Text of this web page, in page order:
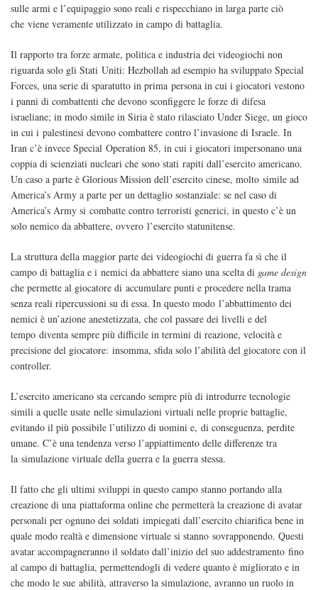
sulle armi e l’equipaggio sono reali e rispecchiano in larga parte ciò
che viene veramente utilizzato in campo di battaglia.
Il rapporto tra forze armate, politica e industria dei videogiochi non
riguarda solo gli Stati Uniti: Hezbollah ad esempio ha sviluppato Special
Forces, una serie di sparatutto in prima persona in cui i giocatori vestono
i panni di combattenti che devono sconfiggere le forze di difesa
israeliane; in modo simile in Siria è stato rilasciato Under Siege, un gioco
in cui i palestinesi devono combattere contro l’invasione di Israele. In
Iran c’è invece Special Operation 85, in cui i giocatori impersonano una
coppia di scienziati nucleari che sono stati rapiti dall’esercito americano.
Un caso a parte è Glorious Mission dell’esercito cinese, molto simile ad
America’s Army a parte per un dettaglio sostanziale: se nel caso di
America’s Army si combatte contro terroristi generici, in questo c’è un
solo nemico da abbattere, ovvero l’esercito statunitense.
La struttura della maggior parte dei videogiochi di guerra fa sì che il
campo di battaglia e i nemici da abbattere siano una scelta di game design
che permette al giocatore di accumulare punti e procedere nella trama
senza reali ripercussioni su di essa. In questo modo l’abbattimento dei
nemici è un’azione anestetizzata, che col passare dei livelli e del
tempo diventa sempre più difficile in termini di reazione, velocità e
precisione del giocatore: insomma, sfida solo l’abilità del giocatore con il
controller.
L’esercito americano sta cercando sempre più di introdurre tecnologie
simili a quelle usate nelle simulazioni virtuali nelle proprie battaglie,
evitando il più possibile l’utilizzo di uomini e, di conseguenza, perdite
umane. C’è una tendenza verso l’appiattimento delle differenze tra
la simulazione virtuale della guerra e la guerra stessa.
Il fatto che gli ultimi sviluppi in questo campo stanno portando alla
creazione di una piattaforma online che permetterà la creazione di avatar
personali per ognuno dei soldati impiegati dall’esercito chiarifica bene in
quale modo realtà e dimensione virtuale si stanno sovrapponendo. Questi
avatar accompagneranno il soldato dall’inizio del suo addestramento fino
al campo di battaglia, permettendogli di vedere quanto è migliorato e in
che modo le sue abilità, attraverso la simulazione, avranno un ruolo in